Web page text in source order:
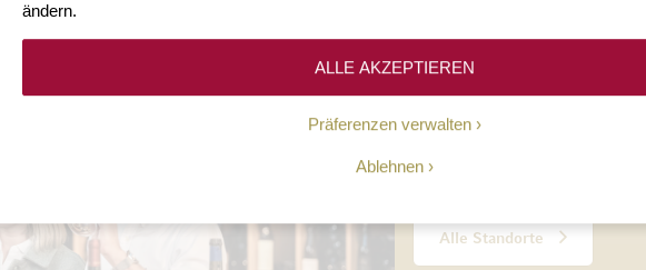
ändern.
Präferenzen verwalten
Ablehnen
ALLE AKZEPTIEREN
10 Standorte
Persönliche Beratung,
Alle Standorte